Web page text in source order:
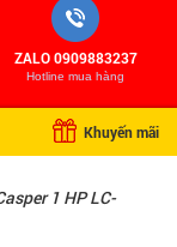
ZALO 0909883237
Hotline mua hàng
Khuyến mãi
1 HP LC-